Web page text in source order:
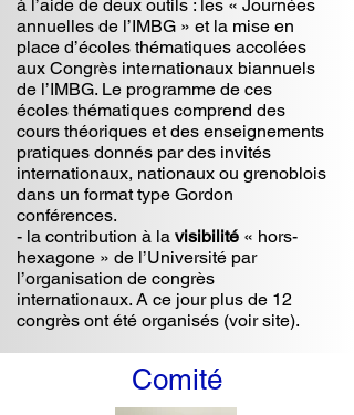
à l’aide de deux outils : les « Journées
annuelles de l’IMBG » et la mise en
place d’écoles thématiques accolées
aux Congrès internationaux biannuels
de l’IMBG. Le programme de ces
écoles thématiques comprend des
cours théoriques et des enseignements
pratiques donnés par des invités
internationaux, nationaux ou grenoblois
dans un format type Gordon
conférences.
- la contribution à la visibilité « hors-
hexagone » de l’Université par
l’organisation de congrès
internationaux. A ce jour plus de 12
congrès ont été organisés (voir site).
Comité